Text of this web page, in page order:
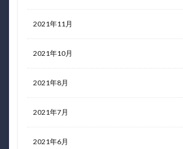
2021年11月
2021年10月
2021年8月
2021年7月
2021年6月